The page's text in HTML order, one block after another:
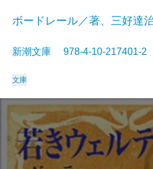
ボードレール／著、三好達
新潮文庫 978-4-10-
文庫